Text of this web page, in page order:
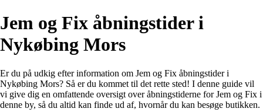
Jem og Fix åbningstider i
Nykøbing Mors
Er du på udkig efter information om Jem og Fix åbningstider i
Nykøbing Mors? Så er du kommet til det rette sted! I denne guide vil
vi give dig en omfattende oversigt over åbningstiderne for Jem og Fix i
denne by, så du altid kan finde ud af, hvornår du kan besøge butikken.